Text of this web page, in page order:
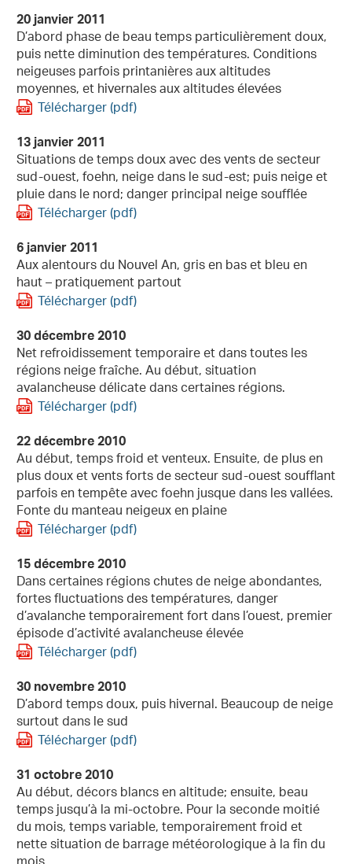
20 janvier 2011
D’abord phase de beau temps particulièrement doux,
puis nette diminution des températures. Conditions
neigeuses parfois printanières aux altitudes
moyennes, et hivernales aux altitudes élevées
Télécharger (pdf)
13 janvier 2011
Situations de temps doux avec des vents de secteur
sud-ouest, foehn, neige dans le sud-est; puis neige et
pluie dans le nord; danger principal neige soufflée
Télécharger (pdf)
6 janvier 2011
Aux alentours du Nouvel An, gris en bas et bleu en
haut – pratiquement partout
Télécharger (pdf)
30 décembre 2010
Net refroidissement temporaire et dans toutes les
régions neige fraîche. Au début, situation
avalancheuse délicate dans certaines régions.
Télécharger (pdf)
22 décembre 2010
Au début, temps froid et venteux. Ensuite, de plus en
plus doux et vents forts de secteur sud-ouest soufflant
parfois en tempête avec foehn jusque dans les vallées.
Fonte du manteau neigeux en plaine
Télécharger (pdf)
15 décembre 2010
Dans certaines régions chutes de neige abondantes,
fortes fluctuations des températures, danger
d’avalanche temporairement fort dans l’ouest, premier
épisode d’activité avalancheuse élevée
Télécharger (pdf)
30 novembre 2010
D’abord temps doux, puis hivernal. Beaucoup de neige
surtout dans le sud
Télécharger (pdf)
31 octobre 2010
Au début, décors blancs en altitude; ensuite, beau
temps jusqu’à la mi-octobre. Pour la seconde moitié
du mois, temps variable, temporairement froid et
nette situation de barrage météorologique à la fin du